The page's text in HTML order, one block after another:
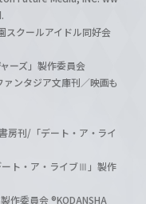
スクールアイドル同好会
ーズ」製作委員会
ンタジア文庫刊／映画も
房刊/「デート・ア・ライ
ト・ア・ライブⅢ」製作
作委員会 ®KODANSHA